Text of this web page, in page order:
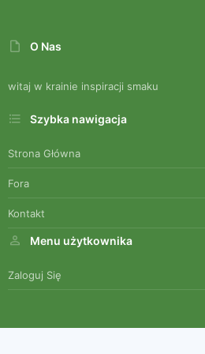
O Nas
witaj w krainie inspiracji smaku
Szybka nawigacja
Strona Główna
Fora
Kontakt
Menu użytkownika
Zaloguj Się